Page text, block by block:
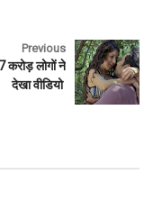
Previous
करोड़ लोगों ने
देखा वीडियो